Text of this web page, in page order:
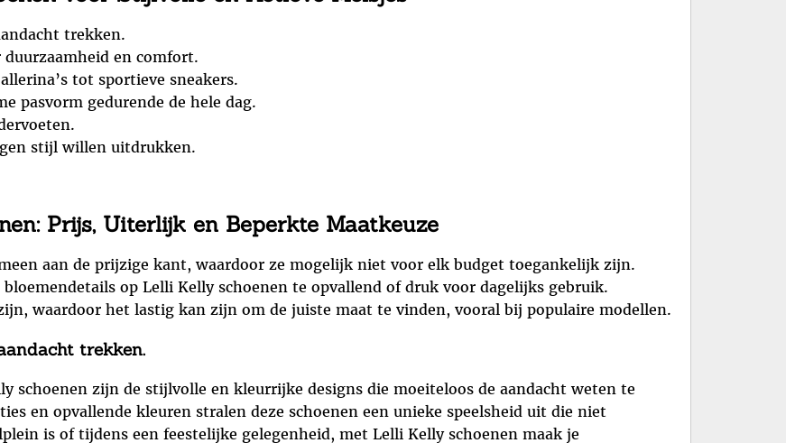
trekken.
en comfort.
tot sportieve sneakers.
pasvorm gedurende de hele dag.
stijl willen uitdrukken.
Prijs, Uiterlijk en Beperkte Maatkeuze
aan de prijzige kant, waardoor ze mogelijk niet voor elk budget toegankelijk zijn.
op Lelli Kelly schoenen te opvallend of druk voor dagelijks gebruik.
waardoor het lastig kan zijn om de juiste maat te vinden, vooral bij populaire modellen.
trekken.
schoenen zijn de stijlvolle en kleurrijke designs die moeiteloos de aandacht weten te
en opvallende kleuren stralen deze schoenen een unieke speelsheid uit die niet
is of tijdens een feestelijke gelegenheid, met Lelli Kelly schoenen maak je